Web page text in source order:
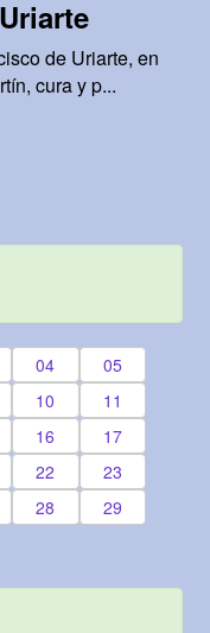
de Uriarte, en
cura y p...
04
05
10
11
16
17
22
23
28
29